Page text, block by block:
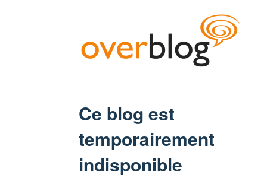
Ce blog est
temporairement
indisponible